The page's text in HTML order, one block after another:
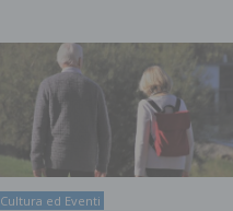
Cultura ed Eventi